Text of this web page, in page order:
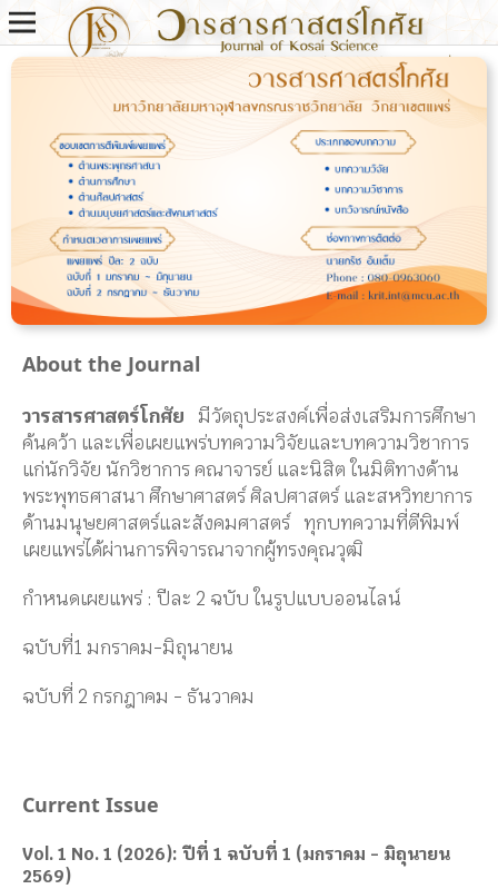
About the Journal
วารสารศาสตร์โกศัย มีวัตถุประสงค์เพื่อส่งเสริมการศึกษา
ค้นคว้า และเพื่อเผยแพร่บทความวิจัยและบทความวิชาการ
แก่นักวิจัย นักวิชาการ คณาจารย์ และนิสิต ในมิติทางด้าน
พระพุทธศาสนา ศึกษาศาสตร์ ศิลปศาสตร์ และสหวิทยาการ
ด้านมนุษยศาสตร์และสังคมศาสตร์ ทุกบทความที่ตีพิมพ์
เผยแพร่ได้ผ่านการพิจารณาจากผู้ทรงคุณวุฒิ
กำหนดเผยแพร่ : ปีละ 2 ฉบับ ในรูปแบบออนไลน์
ฉบับที่1 มกราคม-มิถุนายน
ฉบับที่ 2 กรกฎาคม - ธันวาคม
Current Issue
Vol. 1 No. 1 (2026): ปีที่ 1 ฉบับที่ 1 (มกราคม - มิถุนายน
2569)